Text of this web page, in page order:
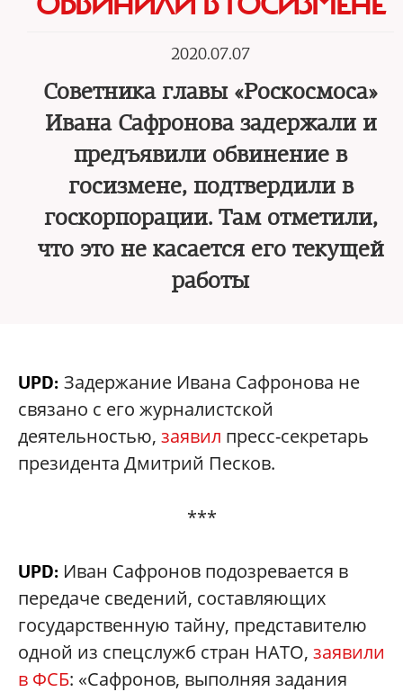
2020.07.07
Советника главы «Роскосмоса»
Ивана Сафронова задержали и
предъявили обвинение в
госизмене, подтвердили в
госкорпорации. Там отметили,
что это не касается его текущей
работы
UPD: Задержание Ивана Сафронова не
связано с его журналистской
деятельностью, заявил пресс-секретарь
президента Дмитрий Песков.
***
UPD: Иван Сафронов подозревается в
передаче сведений, составляющих
государственную тайну, представителю
одной из спецслужб стран НАТО, заявили
в ФСБ: «Сафронов, выполняя задания